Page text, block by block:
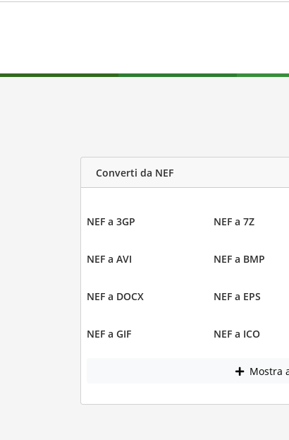
Converti da NEF
NEF a 3GP NEF a 7Z
NEF a AVI NEF a BMP
NEF a DOCX NEF a EPS
NEF a GIF NEF a ICO
Mostra